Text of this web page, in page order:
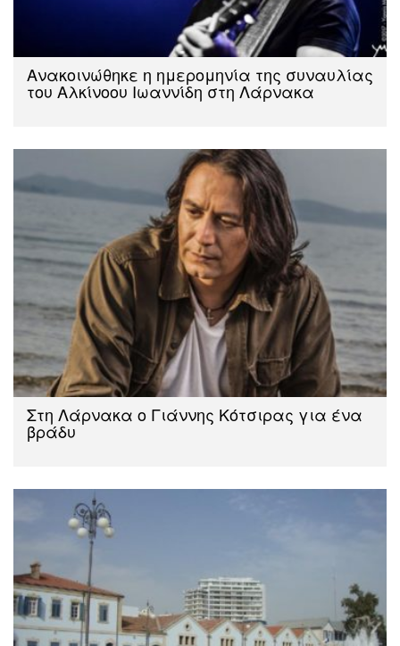
Ανακοινώθηκε η ημερομηνία της συναυλίας
του Αλκίνοου Ιωαννίδη στη Λάρνακα
Στη Λάρνακα ο Γιάννης Κότσιρας για ένα
βράδυ